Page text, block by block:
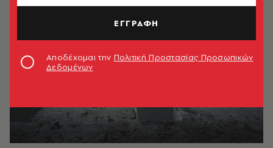
ΕΓΓΡΑΦΗ
Αποδέχομαι την Πολιτική Προστασίας Προσωπικών
Δεδομένων